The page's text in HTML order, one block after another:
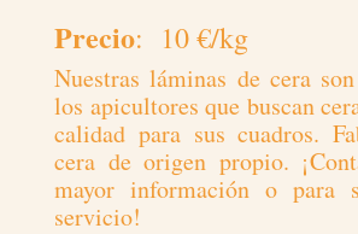
Precio: 10 €/kg
Nuestras láminas de cera
los apicultores que buscan
calidad para sus cuadros.
cera de origen propio.
mayor información o para
servicio!